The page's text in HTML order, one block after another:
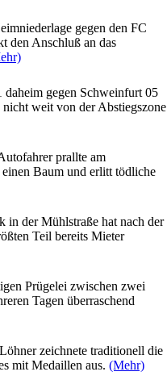
gegen den FC
den Anschluß an das
daheim gegen Schweinfurt 05
weit von der Abstiegszone
prallte am
Baum und erlitt tödliche
in der Mühlstraße hat nach der
Teil bereits Mieter
Prügelei zwischen zwei
Tagen überraschend
zeichnete traditionell die
mit Medaillen aus. (Mehr)